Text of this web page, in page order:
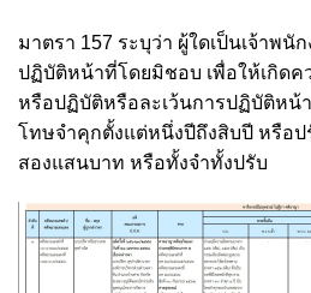
มาตรา 157 ระบุว่า ผู้ใดเป็นเจ้าพนั
ปฏิบัติหน้าที่โดยมิชอบ เพื่อให้เกิดค
หรือปฏิบัติหรือละเว้นการปฏิบัติหน้
โทษจำคุกตั้งแต่หนึ่งปีถึงสิบปี หรือ
สองแสนบาท หรือทั้งจำทั้งปรับ